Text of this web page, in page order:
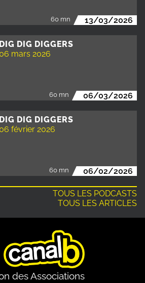
60 mn 13/03/2026
DIG DIG DIGGERS
06 mars 2026
60 mn 06/03/2026
DIG DIG DIGGERS
06 février 2026
60 mn 06/02/2026
TOUS LES PODCASTS
TOUS LES ARTICLES
des Associations